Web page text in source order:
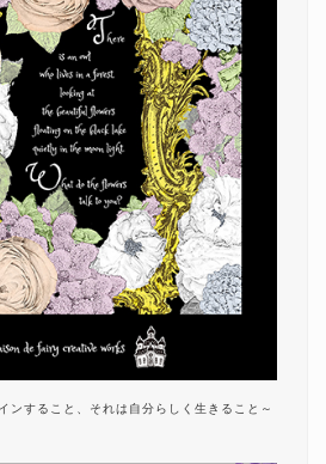
すること、それは自分らしく生きること～